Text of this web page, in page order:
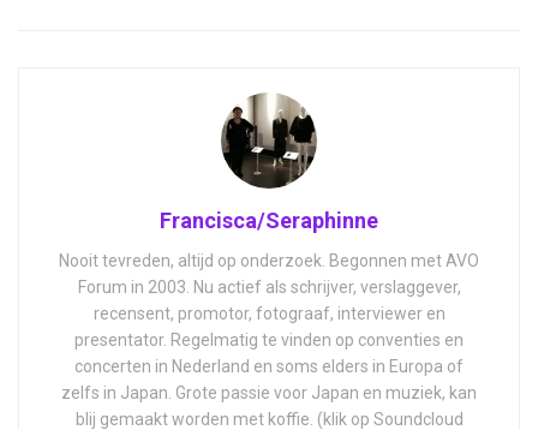
Francisca/Seraphinne
Nooit tevreden, altijd op onderzoek. Begonnen met AVO
Forum in 2003. Nu actief als schrijver, verslaggever,
recensent, promotor, fotograaf, interviewer en
presentator. Regelmatig te vinden op conventies en
concerten in Nederland en soms elders in Europa of
zelfs in Japan. Grote passie voor Japan en muziek, kan
blij gemaakt worden met koffie. (klik op Soundcloud